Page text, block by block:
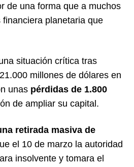
de una forma que a muchos
planetaria que
situación crítica tras
millones de dólares en
unas pérdidas de 1.800
de ampliar su capital.
retirada masiva de
el 10 de marzo la autoridad
insolvente y tomara el